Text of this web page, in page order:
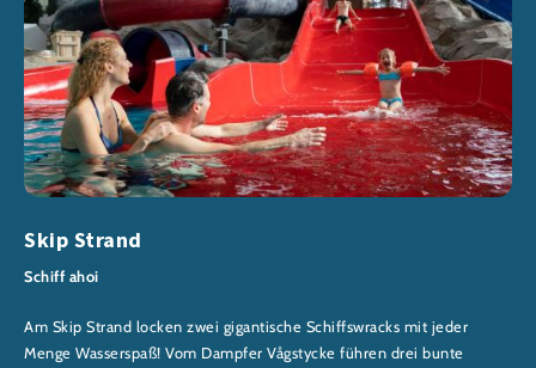
Skip Strand
Schiff ahoi
Am Skip Strand locken zwei gigantische Schiffswracks mit jeder
Menge Wasserspaß! Vom Dampfer Vågstycke führen drei bunte